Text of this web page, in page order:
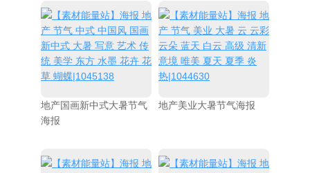
地产国画新中式大暑节气
海报
地产美业大暑节气海报